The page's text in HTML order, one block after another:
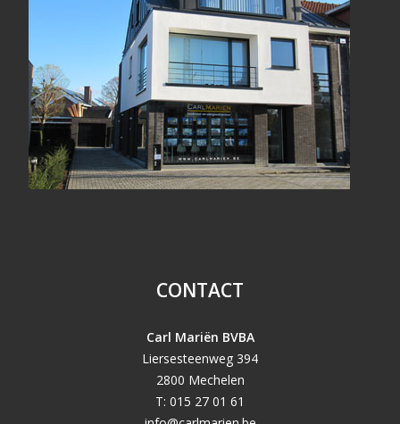
CONTACT
Carl Mariën BVBA
Liersesteenweg 394
2800 Mechelen
T: 015 27 01 61